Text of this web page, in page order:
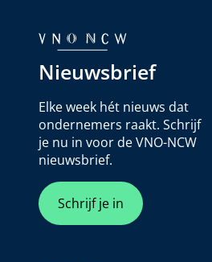
Nieuwsbrief
Elke week hét nieuws dat
ondernemers raakt. Schrijf
je nu in voor de VNO-NCW
nieuwsbrief.
Schrijf je in